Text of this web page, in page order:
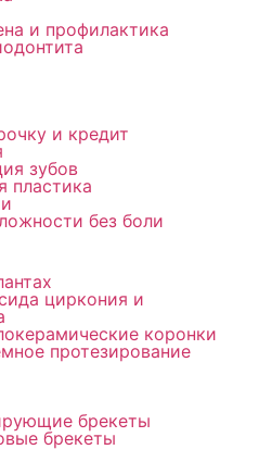
и профилактика
и кредит
зубов
пластика
без боли
циркония и
коронки
протезирование
брекеты
брекеты